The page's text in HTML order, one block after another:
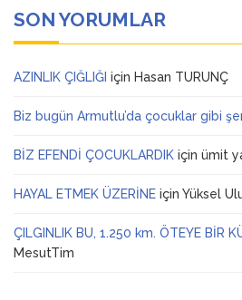
SON YORUMLAR
AZINLIK ÇIĞLIĞI için Hasan TURUNÇ
Biz bugün Armutlu’da çocuklar gibi
BİZ EFENDİ ÇOCUKLARDIK için ümit
HAYAL ETMEK ÜZERİNE için Yüksel
ÇILGINLIK BU, 1.250 km. ÖTEYE BİR
MesutTim